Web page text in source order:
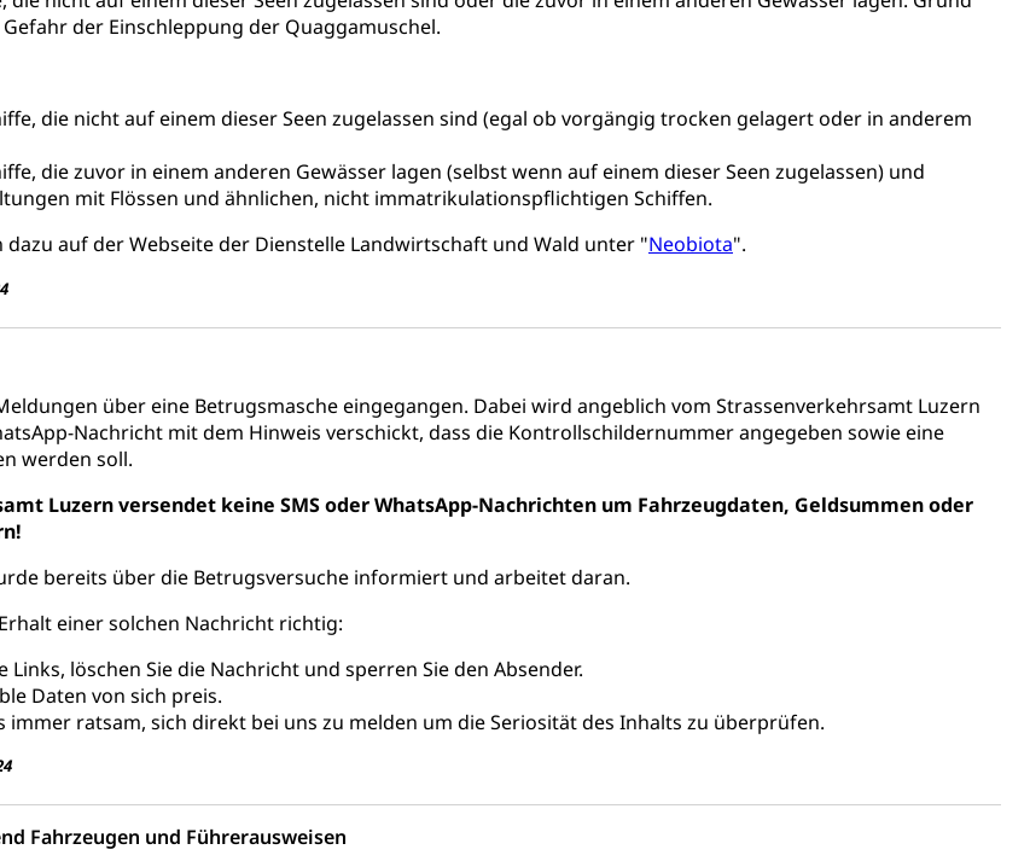
der Einschleppung der Quaggamuschel.
die nicht auf einem dieser Seen zugelassen sind (egal ob vorgängig trocken gelagert oder in anderem
die zuvor in einem anderen Gewässer lagen (selbst wenn auf einem dieser Seen zugelassen) und
mit Flössen und ähnlichen, nicht immatrikulationspflichtigen Schiffen.
auf der Webseite der Dienstelle Landwirtschaft und Wald unter "Neobiota".
über eine Betrugsmasche eingegangen. Dabei wird angeblich vom Strassenverkehrsamt Luzern
Nachricht mit dem Hinweis verschickt, dass die Kontrollschildernummer angegeben sowie eine
werden soll.
Luzern versendet keine SMS oder WhatsApp-Nachrichten um Fahrzeugdaten, Geldsummen oder
bereits über die Betrugsversuche informiert und arbeitet daran.
einer solchen Nachricht richtig:
Links, löschen Sie die Nachricht und sperren Sie den Absender.
Daten von sich preis.
immer ratsam, sich direkt bei uns zu melden um die Seriosität des Inhalts zu überprüfen.
Fahrzeugen und Führerausweisen
Energie, Biomasse
mit Eigentümerabfrage (Geoportal)
Klimaschutz, Klimaveränderung, Treibhauseffekt
(Geoportal) Klima
Richtplanung Kanton Luzern (ARE) Raum und Wirtschaft rawi